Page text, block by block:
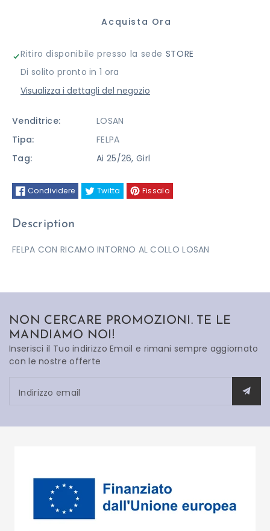
LOSAN
per
LOSAN
Acquista Ora
Ritiro disponibile presso la sede STORE
Di solito pronto in 1 ora
Visualizza i dettagli del negozio
Venditrice:
LOSAN
Tipa:
FELPA
Tag:
Ai 25/26,Girl
Condividere Twitta Fissalo
Description
FELPA CON RICAMO INTORNO AL COLLO LOSAN
NON CERCARE PROMOZIONI. TE LE
MANDIAMO NOI!
Inserisci il Tuo indirizzo Email e rimani sempre aggiornato
con le nostre offerte
Indirizzo email